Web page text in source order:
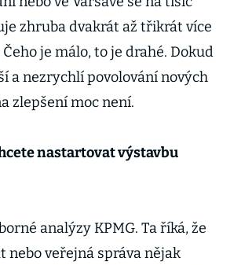
zhruba dvakrát až třikrát více
je málo, to je drahé. Dokud
a nezrychlí povolování nových
zlepšení moc není.
nastartovat výstavbu
analýzy KPMG. Ta říká, že
nebo veřejná správa nějak